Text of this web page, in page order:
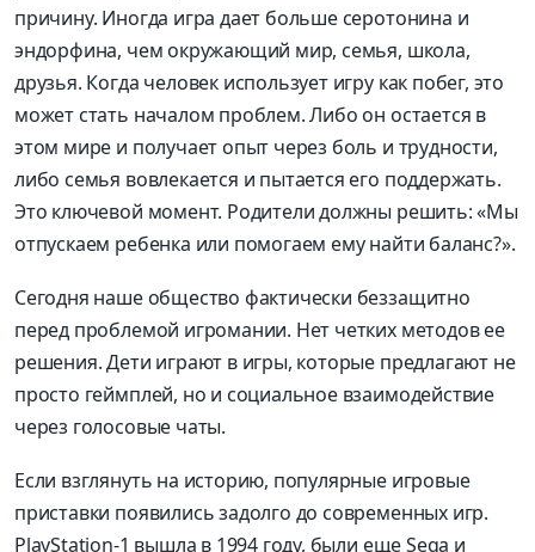
причину. Иногда игра дает больше серотонина и
эндорфина, чем окружающий мир, семья, школа,
друзья. Когда человек использует игру как побег, это
может стать началом проблем. Либо он остается в
этом мире и получает опыт через боль и трудности,
либо семья вовлекается и пытается его поддержать.
Это ключевой момент. Родители должны решить: «Мы
отпускаем ребенка или помогаем ему найти баланс?».
Сегодня наше общество фактически беззащитно
перед проблемой игромании. Нет четких методов ее
решения. Дети играют в игры, которые предлагают не
просто геймплей, но и социальное взаимодействие
через голосовые чаты.
Если взглянуть на историю, популярные игровые
приставки появились задолго до современных игр.
PlayStation-1 вышла в 1994 году, были еще Sega и